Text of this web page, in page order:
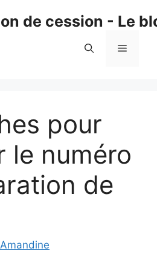
de cession - Le
Menu
pour
le numéro
de
Amandine